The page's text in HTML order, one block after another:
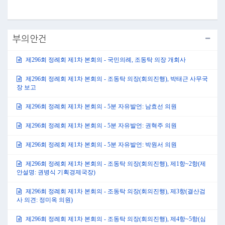
부의안건
제296회 정례회 제1차 본회의 - 국민의례, 조동탁 의장 개회사
제296회 정례회 제1차 본회의 - 조동탁 의장(회의진행), 박태근 사무국
장 보고
제296회 정례회 제1차 본회의 - 5분 자유발언: 남효선 의원
제296회 정례회 제1차 본회의 - 5분 자유발언: 권혁주 의원
제296회 정례회 제1차 본회의 - 5분 자유발언: 박원서 의원
제296회 정례회 제1차 본회의 - 조동탁 의장(회의진행), 제1항~2항(제
안설명: 권병식 기획경제국장)
제296회 정례회 제1차 본회의 - 조동탁 의장(회의진행), 제3항(결산검
사 의견: 정미옥 의원)
제296회 정례회 제1차 본회의 - 조동탁 의장(회의진행), 제4항~5항(심